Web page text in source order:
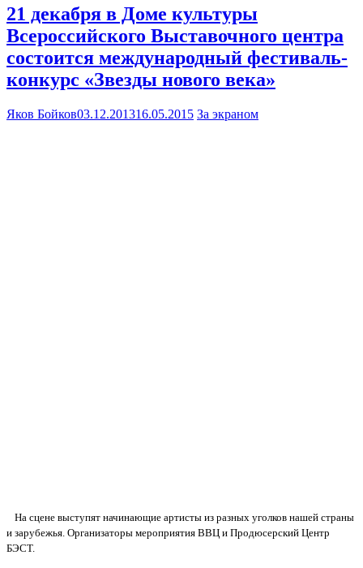
21 декабря в Доме культуры
Всероссийского Выставочного центра
состоится международный фестиваль-
конкурс «Звезды нового века»
Яков Бойков03.12.201316.05.2015 За экраном
На сцене выступят начинающие артисты из разных уголков нашей страны
и зарубежья. Организаторы мероприятия ВВЦ и Продюсерский Центр
БЭСТ.